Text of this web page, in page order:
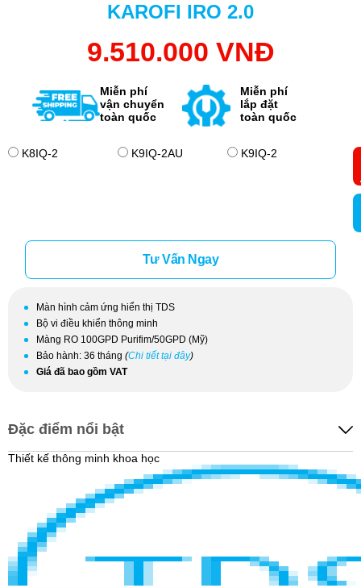
KAROFI IRO 2.0
9.510.000 VNĐ
Miễn phí
vận chuyển
toàn quốc
Miễn phí
lắp đặt
toàn quốc
K8IQ-2 K9IQ-2AU K9IQ-2
Tư Vấn Ngay
Màn hình cảm ứng hiển thị TDS
Bộ vi điều khiển thông minh
Màng RO 100GPD Purifim/50GPD (Mỹ)
Bảo hành: 36 tháng (Chi tiết tại đây)
Giá đã bao gồm VAT
Đặc điểm nổi bật
Thiết kế thông minh khoa học